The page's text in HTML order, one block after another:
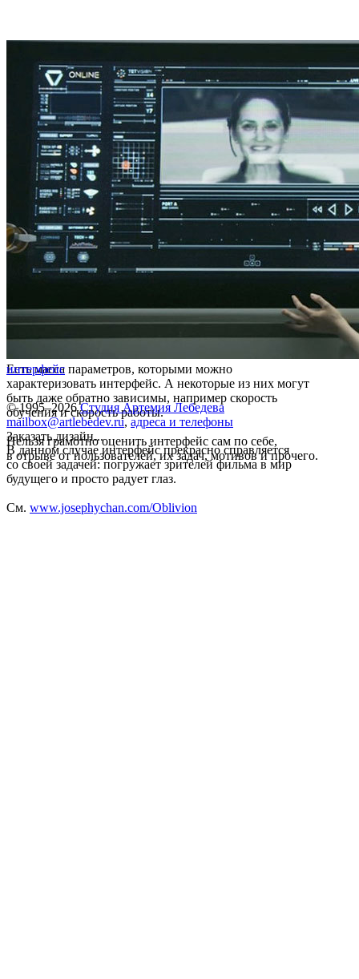
Есть масса параметров, которыми можно
характеризовать интерфейс. А некоторые из них могут
быть даже обратно зависимы, например скорость
обучения и скорость работы.
Нельзя грамотно оценить интерфейс сам по себе,
в отрыве от пользователей, их задач, мотивов и прочего.
В данном случае интерфейс прекрасно справляется
со своей задачей: погружает зрителей фильма в мир
будущего и просто радует глаз.
См. www.josephychan.com/Oblivion
интерфейс
© 1995–2026 Студия Артемия Лебедева
mailbox@artlebedev.ru, адреса и телефоны
Заказать дизайн...